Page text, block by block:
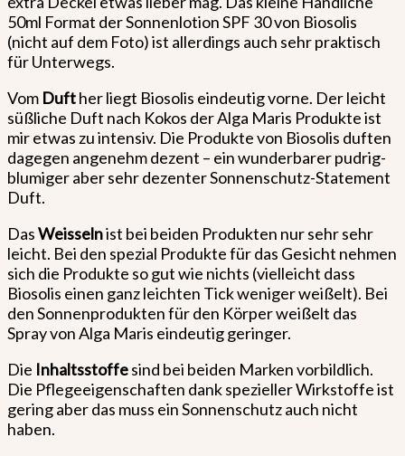
50ml Format der Sonnenlotion SPF 30 von Biosolis
(nicht auf dem Foto) ist allerdings auch sehr praktisch
für Unterwegs.
Vom Dufther liegt Biosolis eindeutig vorne. Der leicht
süßliche Duft nach Kokos der Alga Maris Produkte ist
mir etwas zu intensiv. Die Produkte von Biosolis duften
dagegen angenehm dezent – ein wunderbarer pudrig-
blumiger aber sehr dezenter Sonnenschutz-Statement
Duft.
DasWeisselnist bei beiden Produkten nur sehr sehr
leicht. Bei den spezial Produkte für das Gesicht nehmen
sich die Produkte so gut wie nichts (vielleicht dass
Biosolis einen ganz leichten Tick weniger weißelt). Bei
den Sonnenprodukten für den Körper weißelt das
Spray von Alga Maris eindeutig geringer.
Die Inhaltsstoffesind bei beiden Marken vorbildlich.
Die Pflegeeigenschaften dank spezieller Wirkstoffe ist
gering aber das muss ein Sonnenschutz auch nicht
haben.